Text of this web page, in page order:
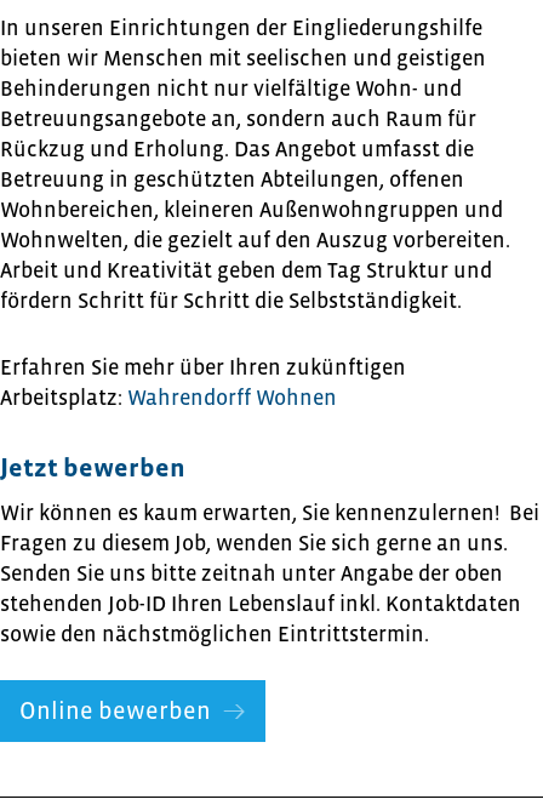
In unseren Einrichtungen der Eingliederungshilfe
bieten wir Menschen mit seelischen und geistigen
Behinderungen nicht nur vielfältige Wohn- und
Betreuungsangebote an, sondern auch Raum für
Rückzug und Erholung. Das Angebot umfasst die
Betreuung in geschützten Abteilungen, offenen
Wohnbereichen, kleineren Außenwohngruppen und
Wohnwelten, die gezielt auf den Auszug vorbereiten.
Arbeit und Kreativität geben dem Tag Struktur und
fördern Schritt für Schritt die Selbstständigkeit.
Erfahren Sie mehr über Ihren zukünftigen
Arbeitsplatz: Wahrendorff Wohnen
Jetzt bewerben
Wir können es kaum erwarten, Sie kennenzulernen! Bei
Fragen zu diesem Job, wenden Sie sich gerne an uns.
Senden Sie uns bitte zeitnah unter Angabe der oben
stehenden Job-ID Ihren Lebenslauf inkl. Kontaktdaten
sowie den nächstmöglichen Eintrittstermin.
Online bewerben